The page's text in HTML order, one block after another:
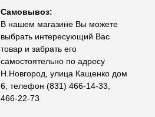
Самовывоз:
В нашем магазине Вы можете
выбрать интересующий Вас
товар и забрать его
самостоятельно по адресу
Н.Новгород, улица Кащенко дом
6, телефон (831) 466-14-33,
466-22-73